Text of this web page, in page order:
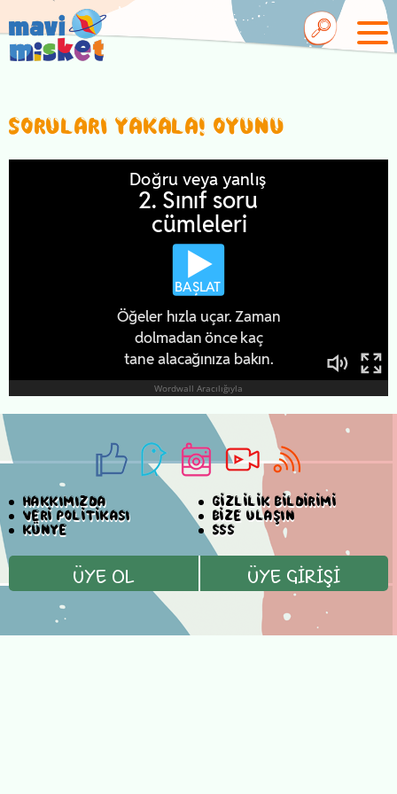
SORULARI YAKALA! OYUNU
HAKKIMIZDA
GİZLİLİK BİLDİRİMİ
VERİ POLİTİKASI
BİZE ULAŞIN
KÜNYE
SSS
ÜYE OL ÜYE GİRİŞİ